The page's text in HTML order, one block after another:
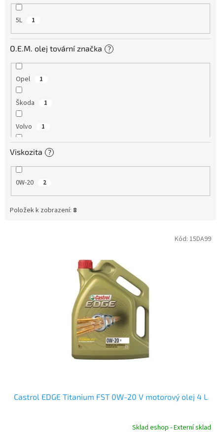
5L 1
O.E.M. olej tovární značka ?
Opel 1
Škoda 1
Volvo 1
VW 1
Porsche
GM 1
Viskozita ?
0W-20 2
Položek k zobrazení: 8
Castrol EDGE Titanium FST 0W-20 V motorový olej 4 L
Sklad eshop - Externí sklad
Kód: 15DA99